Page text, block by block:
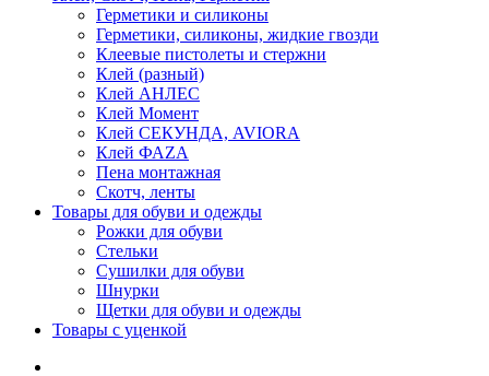
Герметики и силиконы
Герметики, силиконы, жидкие гвозди
Клеевые пистолеты и стержни
Клей (разный)
Клей АНЛЕС
Клей Момент
Клей СЕКУНДА, AVIORA
Клей ФАZА
Пена монтажная
Скотч, ленты
Товары для обуви и одежды
Рожки для обуви
Стельки
Сушилки для обуви
Шнурки
Щетки для обуви и одежды
Товары с уценкой